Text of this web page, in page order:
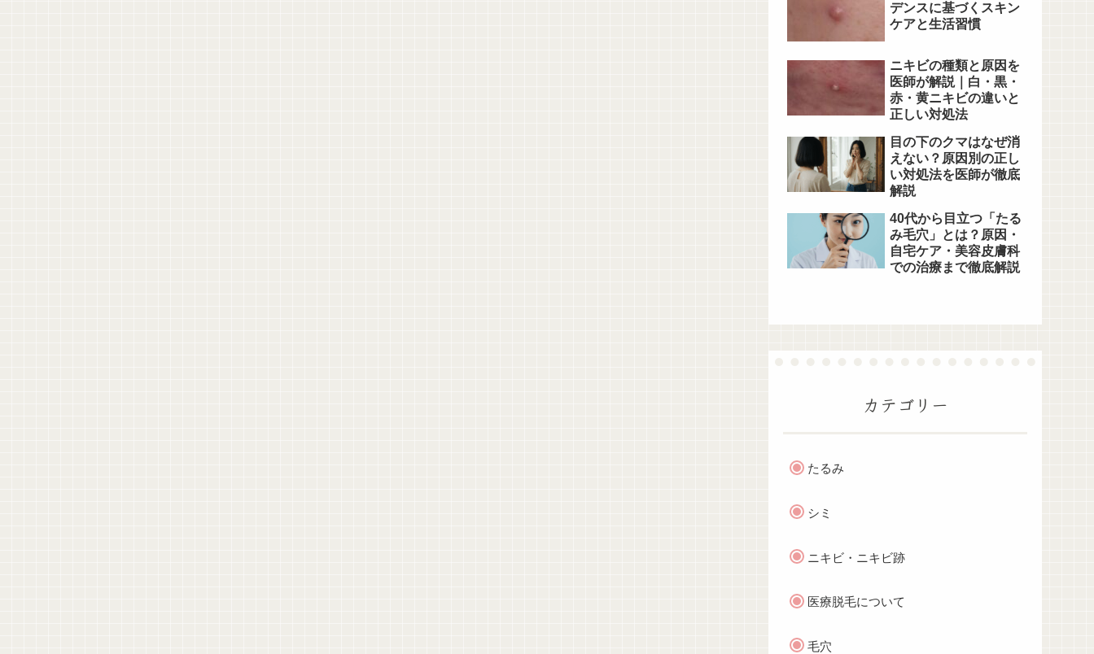
デンスに基づくスキン
ケアと生活習慣
ニキビの種類と原因を
医師が解説｜白・黒・
赤・黄ニキビの違いと
正しい対処法
目の下のクマはなぜ消
えない？原因別の正し
い対処法を医師が徹底
解説
40代から目立つ「たる
み毛穴」とは？原因・
自宅ケア・美容皮膚科
での治療まで徹底解説
カテゴリー
たるみ
シミ
ニキビ・ニキビ跡
医療脱毛について
毛穴